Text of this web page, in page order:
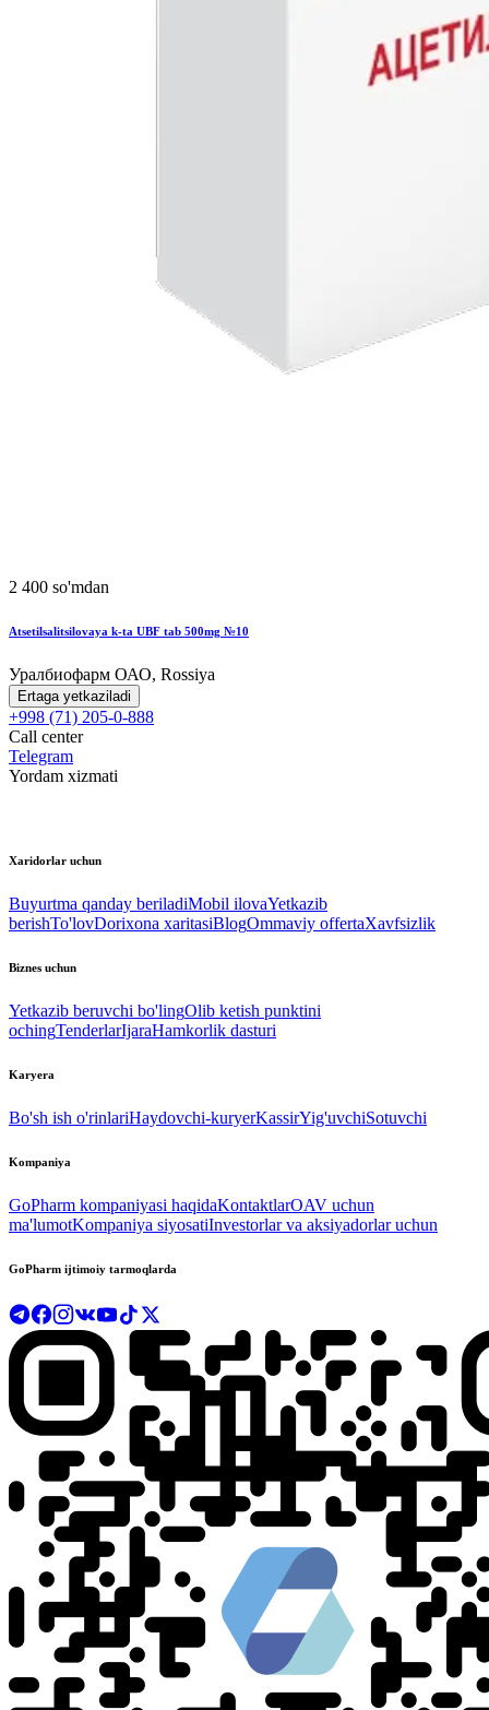
2 400 so'mdan
Atsetilsalitsilovaya k-ta UBF tab 500mg №10
Уралбиофарм ОАО, Rossiya
Ertaga yetkaziladi
+998 (71) 205-0-888
Call center
Telegram
Yordam xizmati
Xaridorlar uchun
Buyurtma qanday beriladiMobil ilovaYetkazib
berishTo'lovDorixona xaritasiBlogOmmaviy offertaXavfsizlik
Biznes uchun
Yetkazib beruvchi bo'lingOlib ketish punktini
ochingTenderlarIjaraHamkorlik dasturi
Karyera
Bo'sh ish o'rinlariHaydovchi-kuryerKassirYig'uvchiSotuvchi
Kompaniya
GoPharm kompaniyasi haqidaKontaktlarOAV uchun
ma'lumotKompaniya siyosatiInvestorlar va aksiyadorlar uchun
GoPharm ijtimoiy tarmoqlarda